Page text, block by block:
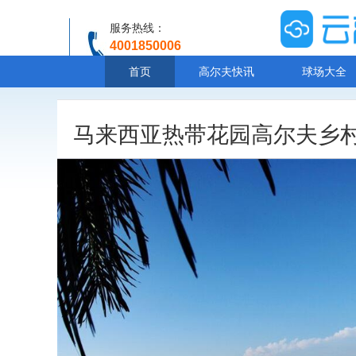
服务热线：
4001850006
首页 高尔夫快讯 球场大全
马来西亚热带花园高尔夫乡